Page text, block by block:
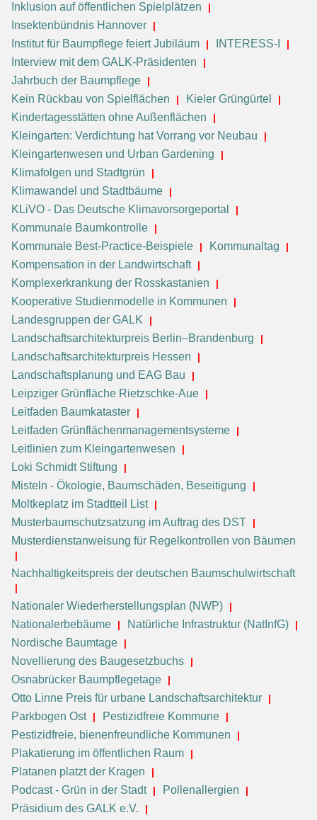
Inklusion auf öffentlichen Spielplätzen
Insektenbündnis Hannover
Institut für Baumpflege feiert Jubiläum
INTERESS-I
Interview mit dem GALK-Präsidenten
Jahrbuch der Baumpflege
Kein Rückbau von Spielflächen
Kieler Grüngürtel
Kindertagesstätten ohne Außenflächen
Kleingarten: Verdichtung hat Vorrang vor Neubau
Kleingartenwesen und Urban Gardening
Klimafolgen und Stadtgrün
Klimawandel und Stadtbäume
KLiVO - Das Deutsche Klimavorsorgeportal
Kommunale Baumkontrolle
Kommunale Best-Practice-Beispiele
Kommunaltag
Kompensation in der Landwirtschaft
Komplexerkrankung der Rosskastanien
Kooperative Studienmodelle in Kommunen
Landesgruppen der GALK
Landschaftsarchitekturpreis Berlin–Brandenburg
Landschaftsarchitekturpreis Hessen
Landschaftsplanung und EAG Bau
Leipziger Grünfläche Rietzschke-Aue
Leitfaden Baumkataster
Leitfaden Grünflächenmanagementsysteme
Leitlinien zum Kleingartenwesen
Loki Schmidt Stiftung
Misteln - Ökologie, Baumschäden, Beseitigung
Moltkeplatz im Stadtteil List
Musterbaumschutzsatzung im Auftrag des DST
Musterdienstanweisung für Regelkontrollen von Bäumen
Nachhaltigkeitspreis der deutschen Baumschulwirtschaft
Nationaler Wiederherstellungsplan (NWP)
Nationalerbebäume
Natürliche Infrastruktur (NatInfG)
Nordische Baumtage
Novellierung des Baugesetzbuchs
Osnabrücker Baumpflegetage
Otto Linne Preis für urbane Landschaftsarchitektur
Parkbogen Ost
Pestizidfreie Kommune
Pestizidfreie, bienenfreundliche Kommunen
Plakatierung im öffentlichen Raum
Platanen platzt der Kragen
Podcast - Grün in der Stadt
Pollenallergien
Präsidium des GALK e.V.